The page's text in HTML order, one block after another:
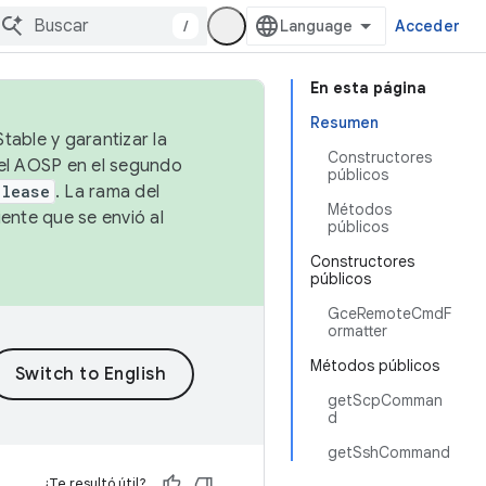
/ Acceder
En esta página
Resumen
Constructores
públicos
Métodos
públicos
Constructores
públicos
GceRemoteCmdF
ormatter
Métodos públicos
getScpComman
d
getSshCommand
y garantizar la
AOSP en el segundo
. La rama del
que se envió al